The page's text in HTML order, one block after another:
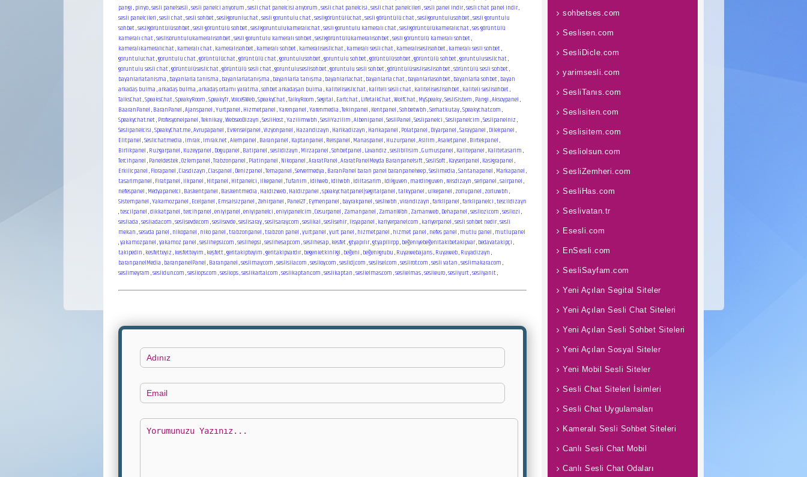
pangi,pinyo,sesli panelsesli,sesli panelci arıyorum,sesli chat panelcisi arıyorum,sesli chat panelcisi,sesli chat panelcileri,sesli panel indir,sesli chat panel indir,
sesli panelcileri,sesli chat,sesli sohbet,sesligorunluchat,sesli goruntulu chat,sesligörüntülüchat,sesli görüntülü chat,sesligoruntulusohbet,sesli goruntulu
sohbet,sesligörüntülüsohbet,sesli görüntülü sohbet,sesligoruntulukameralıchat,sesli goruntulu kameralı chat,sesligörüntülükameralıchat,ses görüntülü
kameralı chat,seslisoruntulukameralısohbet,sesli goruntulu kameralı sohbet,sesligörüntülükameralısohbet,sesli görüntülü kameralı sohbet,
kameralıkameralıchat,kameralı chat,kameralısohbet,kameralı sohbet,kameralıseslichat,kameralı sesli chat,kameralıseslisohbet,kameralı sesli sohbet,
goruntuluchat,goruntulu chat,görüntülüchat,görüntülü chat,goruntulusohbet,goruntulu sohbet,görüntülüsohbet,görüntülü sohbet,goruntuluseslichat,
goruntulu sesli chat,görüntülüseslichat,görüntülü sesli chat,goruntuluseslisohbet,goruntulu sesli sohbet,görüntülüsesliseslisohbet,sörüntülü sesli sohbet,
bayanlarlatanisma,bayanlarla tanisma,bayanlarlatanışma,bayanlarla tanışma,bayanlarlachat,bayanlarla chat,bayanlarlasohbet,bayanlarla sohbet,bayan
arkadaş bulma,arkadaş bulma,arkadaş ortamı yaratma,sohbet arkadaşarı bulma,kaliteliseslichat,kaliteli sesli chat,kaliteliseslisohbet,kaliteli seslisohbet,
TalksChat,SpeaksChat,SpeakyRoom,SpeakyTr,Voice5Web,SpeakyChat,TalkyRoom,Segital,Eartchat,LifetalkChat,WolfChat,MySpeaky,SesliSistem,Pangi,Aksoypanel,
BaaranPanel,BaranPanel,Ajanspanel,Yurtpanel,Hizmetpanel,Yarenpanel,Yarenmedia,Tekinpanel,Kentpanel,Sohbetwbh,Serhatkutay,Speakychat.com,
Speakychat.net,Profesyonelpanel,Teknikay,WebseoDizayn,SesliHost,Yazilimwbh,SesliYazilim,Albenipanel,SesliPanel,Seslipanelci,Seslipanelcim,Seslipanelniz,
Seslipanelcisi,SpeakyChat.me,Avrupapanel,Evrenselpanel,Vizyonpanel,Hazandizayn,Harikadizayn,Harikapanel,Polatpanel,Diyarpanel,Saraypanel,Dilekpanel,
Elitpanel,Seslichatmedia,Imrak,Imrak.net,Alempanel,Baranpanel,Kaptanpanel,Reispanel,Manaspanel,Huzurpanel,Asilim,Asaletpanel,Birtekpanel,
Birlikpanel,Ruzgarpanel,Kuzeypanel,Dogupanel,Batipanel,seslidizayn,Mirzapanel,Sohbetpanel,Lavandiz,seslibilisim,Gumuspanel,Kalitepanel,Kalitetasarim,
Tercihpanel,Paneldestek,Ozlempanel,Trabzonpanel,Platinpanel,Nikopanel,AraratPanel,AraratPanelMeyda Baranpanelsıft,SesliSoft,Kayseripanel,Kasigrapanel,
Erkilicpanel,Florapanel,Clasdizayn,Claspanel,Denizpanel,Temapanel,Servermedya,BaranPanel baran panel baranpanelwep,Seslimedia,Santanapanel,Markapanel,
tasarimpanel,Firatpanel,ilkpanel,Hitpanel,Hitpanelci,ilkepanel,Tufanim,Idilweb,Idilwbh,Idiltasarim,Idilguven,mardinguven,reisdizayn,seripanel,sairpanel,
nefespanel,Medyapanelci,Baskentpanel,Baskentmedia,Haldizweb,Haldizpanel,speakychatpanel|segitalpanel,talkypanel,ulkepanel,zorlupanel,zorluwbh,
Sistempanel,Yakamozpanel,Ecelpanel,Emsalsizpanel,Zehirpanel,Panel27,Eymenpanel,bayrakpanel,sesliwbh,virandizayn,farklipanel,farklipanelci,tescildizayn
,tescilpanel,dikkatpanel,tercihpanel,eniyipanel,eniyipanelci,eniyipanelcim,Cesurpanel,Zamanpanel,ZamanWbh,Zamanweb,Dehapanel,sesliozi.com,sesliozi,
sesliada,sesliada.com,seslisevde.com,seslisevde,seslisaray,seslisaray.com,seslikal,seslisehir,lisyapanel,kariyerpanel.com,kariyerpanel,sesli sohbet nedir,sesli
mekan,sesvda panel,nikopanel,niko panel,trabzonpanel,trabzon panel,yurtpanel,yurt panel,hizmetpanel,hizmet panel,nefes panel,mutlu panel,mutlupanel
,yakamozpanel,yakamoz panel,seslihepsi.com,seslihepsi,seslihesap.com,seslihesap,kesfet,gtyapılır,gtyapilirpp,beğeniyebeğenitakibetakipvar,bedavatakipçi,
takipedin,kesfetteyiz,kesfetteyim,keşfett,geritakipteyim,geritakipvardır,begenietkinligi,beğeni,beğenigrubu,Ruyawebajans,Ruyaweb,Ruyadizayn,
baranpanelMedia,baranpanelPanel,Baranpanel,seslimay.com,seslisila.com,seslioy.com,seslidj.com,seslisel.com,seslirot.com,sesli vatan,seslimakara.com,
seslimeyram,seslidun.com,sesliops.com,sesliops,seslikartal.com,seslikaptan.com,seslikaptan,seslielmas.com,seslielmas,seslieuro,sesliyurt,sesliyanit,
Adınız
Email
Yorumunuz
sohbetses.com
Seslisen.com
SesliDicle.com
yarimsesli.com
SesliTanıs.com
Seslisiten.com
Seslisitem.com
Sesliolsun.com
SesliZemheri.com
SesliHas.com
Seslivatan.tr
Esesli.com
EnSesli.com
SesliSayfam.com
Yeni Açılan Segital Siteler
Yeni Açılan Sesli Chat Siteleri
Yeni Açılan Sesli Sohbet Siteleri
Yeni Açılan Sosyal Siteler
Yeni Mobil Sesli Siteler
Sesli Chat Siteleri İsimleri
Sesli Chat Uygulamaları
Kameralı Sesli Sohbet Siteleri
Canlı Sesli Chat Mobil
Canlı Sesli Chat Odaları